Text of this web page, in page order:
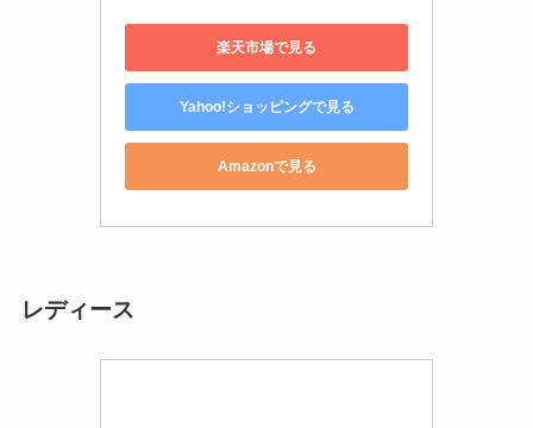
楽天市場で見る
Yahoo!ショッピングで見る
Amazonで見る
レディース